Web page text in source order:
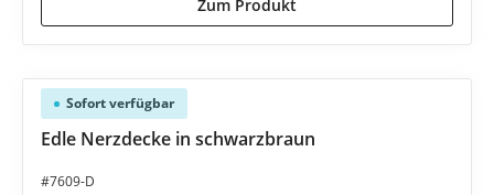
Zum Produkt
Sofort verfügbar
Edle Nerzdecke in schwarzbraun
#7609-D